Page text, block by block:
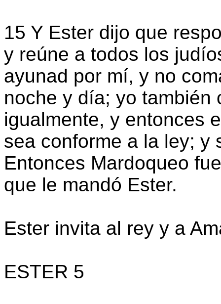
15 Y Ester dijo que
y reúne a todos los
ayunad por mí, y no
noche y día; yo también
igualmente, y entonces
sea conforme a la ley; y
Entonces Mardoqueo
que le mandó Ester.
Ester invita al rey y a
ESTER 5